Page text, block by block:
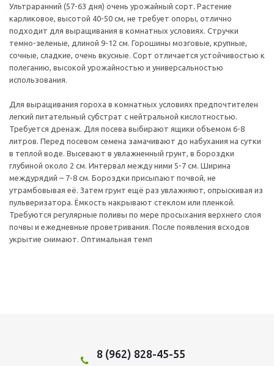
Ультраранний (57-63 дня) очень урожайный сорт. Растение
карликовое, высотой 40-50 см, не требует опоры, отлично
подходит для выращивания в комнатных условиях. Стручки
темно-зеленые, длиной 9-12 см. Горошины мозговые, крупные,
сочные, сладкие, очень вкусные. Сорт отличается устойчивостью к
полеганию, высокой урожайностью и универсальностью
использования.
Для выращивания гороха в комнатных условиях предпочтителен
легкий питательный субстрат с нейтральной кислотностью.
Требуется дренаж. Для посева выбирают ящики объемом 6-8
литров. Перед посевом семена замачивают до набухания на сутки
в теплой воде. Высевают в увлажненный грунт, в бороздки
глубиной около 2 см. Интервал между ними 5-7 см. Ширина
междурядий – 7-8 см. Бороздки присыпают почвой, не
утрамбовывая её. Затем грунт ещё раз увлажняют, опрыскивая из
пульверизатора. Ёмкость накрывают стеклом или пленкой.
Требуются регулярные поливы по мере просыхания верхнего слоя
почвы и ежедневные проветривания. После появления всходов
укрытие снимают. Оптимальная темп
8 (962) 828-45-55